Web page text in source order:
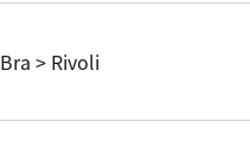
Bra > Rivoli